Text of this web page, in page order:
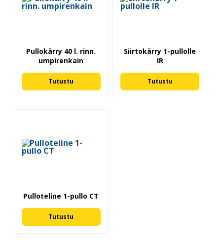
Pullokärry 40 l. rinn.
umpirenkain
Tutustu
Siirtokärry 1-pullolle
IR
Tutustu
Pulloteline 1-pullo CT
Tutustu